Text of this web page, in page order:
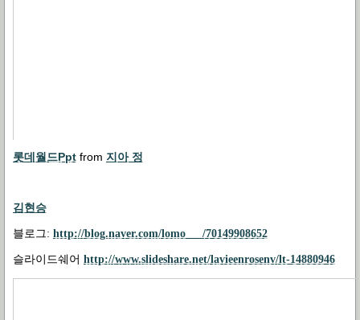
롯데월드Ppt from 지아 정
김현승
블로그: http://blog.naver.com/lomo___/70149908652
슬라이드쉐어 http://www.slideshare.net/lavieenrosenv/lt-14880946